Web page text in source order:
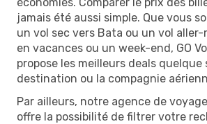
jamais été aussi simple. Que vous
un vol sec vers Bata ou un vol
en vacances ou un week-end, GO
propose les meilleurs deals
destination ou la compagnie
Par ailleurs, notre agence de
offre la possibilité de filtrer votre